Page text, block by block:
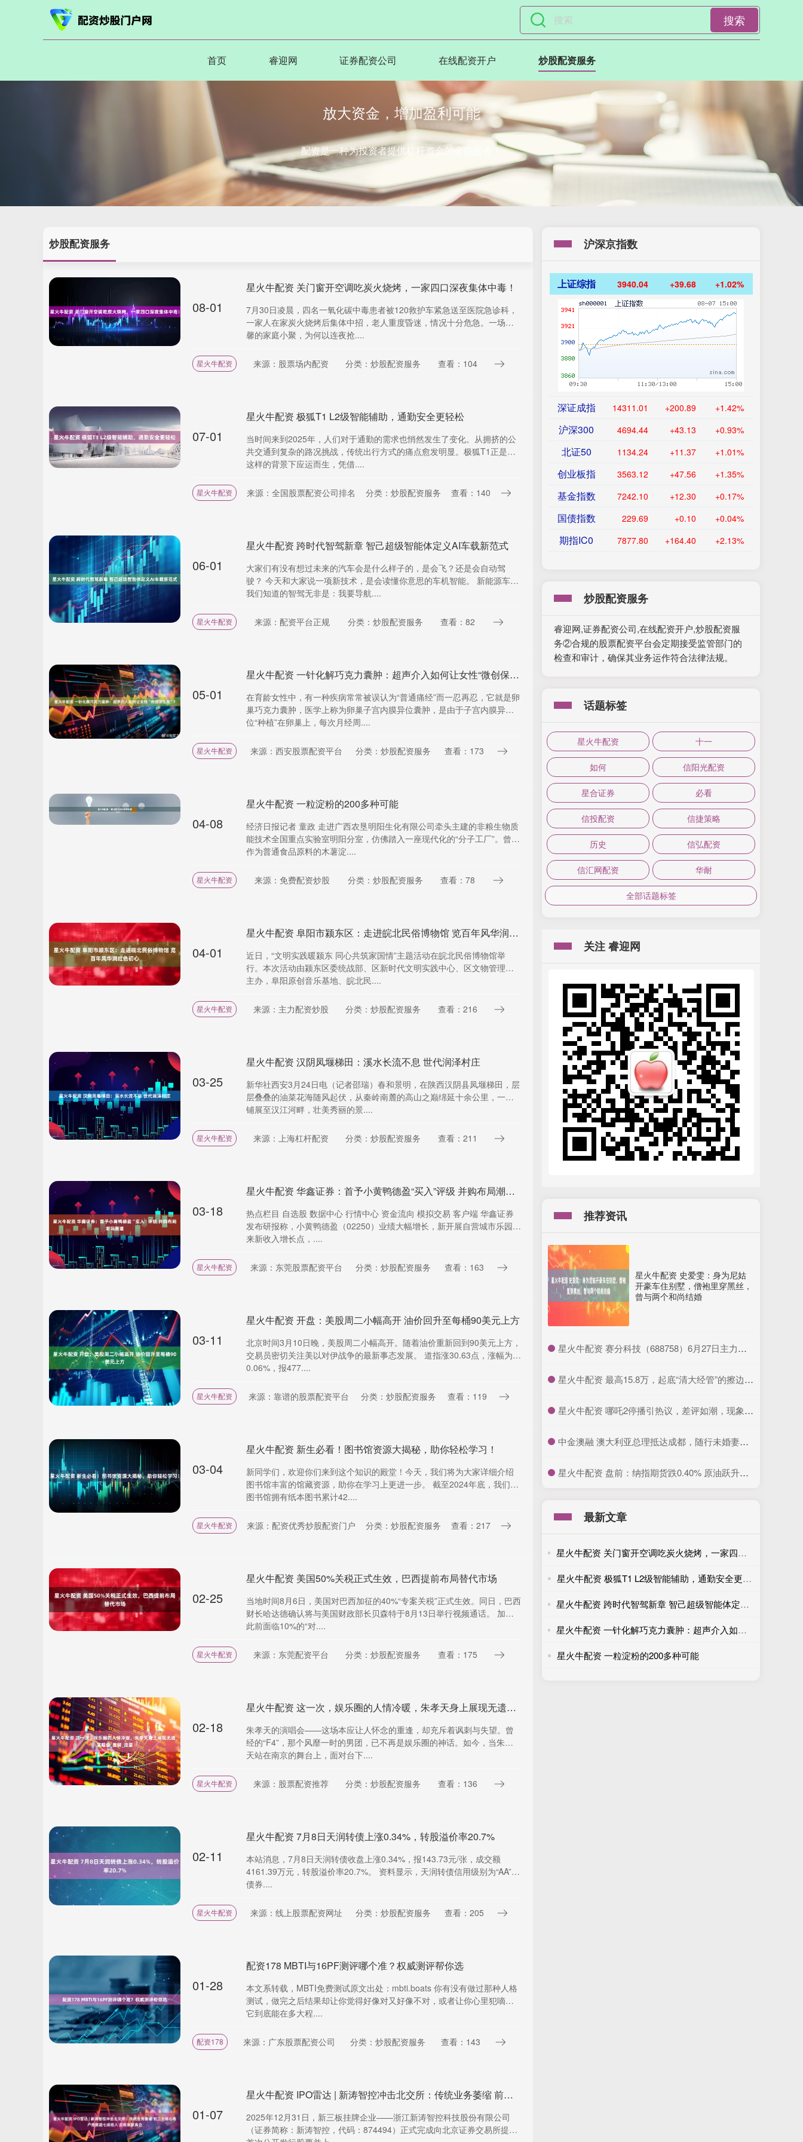
搜索
首页 睿迎网 证券配资公司 在线配资开户 炒股配资服务
放大资金，增加盈利可能
配资是一种为投资者提供杠杆资金的金融服务！
炒股配资服务
08-01
星火牛配资 关门窗开空调吃炭火烧烤，一家四口深夜集体中毒！
7月30日凌晨，四名一氧化碳中毒患者被120救护车紧急送至医院急诊科，
一家人在家炭火烧烤后集体中招，老人重度昏迷，情况十分危急。一场温
馨的家庭小聚，为何以连夜抢....
星火牛配资 来源：股票场内配资 分类：炒股配资服务 查看：104
07-01
星火牛配资 极狐T1 L2级智能辅助，通勤安全更轻松
当时间来到2025年，人们对于通勤的需求也悄然发生了变化。从拥挤的公
共交通到复杂的路况挑战，传统出行方式的痛点愈发明显。极狐T1正是在
这样的背景下应运而生，凭借....
星火牛配资 来源：全国股票配资公司排名 分类：炒股配资服务 查看：140
06-01
星火牛配资 跨时代智驾新章 智己超级智能体定义AI车载新范式
大家们有没有想过未来的汽车会是什么样子的，是会飞？还是会自动驾
驶？ 今天和大家说一项新技术，是会读懂你意思的车机智能。 新能源车，
我们知道的智驾无非是：我要导航....
星火牛配资 来源：配资平台正规 分类：炒股配资服务 查看：82
05-01
星火牛配资 一针化解巧克力囊肿：超声介入如何让女性“微创保生育”？
在育龄女性中，有一种疾病常常被误认为“普通痛经”而一忍再忍，它就是卵
巢巧克力囊肿，医学上称为卵巢子宫内膜异位囊肿，是由于子宫内膜异
位“种植”在卵巢上，每次月经周....
星火牛配资 来源：西安股票配资平台 分类：炒股配资服务 查看：173
04-08
星火牛配资 一粒淀粉的200多种可能
经济日报记者 童政 走进广西农垦明阳生化有限公司牵头主建的非粮生物质
能技术全国重点实验室明阳分室，仿佛踏入一座现代化的“分子工厂”。曾经
作为普通食品原料的木薯淀....
星火牛配资 来源：免费配资炒股 分类：炒股配资服务 查看：78
04-01
星火牛配资 阜阳市颍东区：走进皖北民俗博物馆 览百年风华润红色初心
近日，“文明实践暖颍东 同心共筑家国情”主题活动在皖北民俗博物馆举
行。本次活动由颍东区委统战部、区新时代文明实践中心、区文物管理所
主办，阜阳原创音乐基地、皖北民....
星火牛配资 来源：主力配资炒股 分类：炒股配资服务 查看：216
03-25
星火牛配资 汉阴凤堰梯田：溪水长流不息 世代润泽村庄
新华社西安3月24日电（记者邵瑞）春和景明，在陕西汉阴县凤堰梯田，层
层叠叠的油菜花海随风起伏，从秦岭南麓的高山之巅绵延十余公里，一路
铺展至汉江河畔，壮美秀丽的景....
星火牛配资 来源：上海杠杆配资 分类：炒股配资服务 查看：211
03-18
星火牛配资 华鑫证券：首予小黄鸭德盈“买入”评级 并购布局潮玩赛道
热点栏目 自选股 数据中心 行情中心 资金流向 模拟交易 客户端 华鑫证券
发布研报称，小黄鸭德盈（02250）业绩大幅增长，新开展自营城市乐园带
来新收入增长点，....
星火牛配资 来源：东莞股票配资平台 分类：炒股配资服务 查看：163
03-11
星火牛配资 开盘：美股周二小幅高开 油价回升至每桶90美元上方
北京时间3月10日晚，美股周二小幅高开。随着油价重新回到90美元上方，
交易员密切关注美以对伊战争的最新事态发展。 道指涨30.63点，涨幅为
0.06%，报477....
星火牛配资 来源：靠谱的股票配资平台 分类：炒股配资服务 查看：119
03-04
星火牛配资 新生必看！图书馆资源大揭秘，助你轻松学习！
新同学们，欢迎你们来到这个知识的殿堂！今天，我们将为大家详细介绍
图书馆丰富的馆藏资源，助你在学习上更进一步。 截至2024年底，我们的
图书馆拥有纸本图书累计42....
星火牛配资 来源：配资优秀炒股配资门户 分类：炒股配资服务 查看：217
02-25
星火牛配资 美国50%关税正式生效，巴西提前布局替代市场
当地时间8月6日，美国对巴西加征的40%“专案关税”正式生效。同日，巴西
财长哈达德确认将与美国财政部长贝森特于8月13日举行视频通话。 加上
此前面临10%的“对....
星火牛配资 来源：东莞配资平台 分类：炒股配资服务 查看：175
02-18
星火牛配资 这一次，娱乐圈的人情冷暖，朱孝天身上展现无遗_演唱会_言辞_流量
朱孝天的演唱会——这场本应让人怀念的重逢，却充斥着讽刺与失望。曾
经的“F4”，那个风靡一时的男团，已不再是娱乐圈的神话。如今，当朱孝
天站在南京的舞台上，面对台下....
星火牛配资 来源：股票配资推荐 分类：炒股配资服务 查看：136
02-11
星火牛配资 7月8日天润转债上涨0.34%，转股溢价率20.7%
本站消息，7月8日天润转债收盘上涨0.34%，报143.73元/张，成交额
4161.39万元，转股溢价率20.7%。 资料显示，天润转债信用级别为“AA”，
债券....
星火牛配资 来源：线上股票配资网址 分类：炒股配资服务 查看：205
01-28
配资178 MBTI与16PF测评哪个准？权威测评帮你选
本文系转载，MBTI免费测试原文出处：mbti.boats 你有没有做过那种人格
测试，做完之后结果却让你觉得好像对又好像不对，或者让你心里犯嘀咕
它到底能在多大程....
配资178 来源：广东股票配资公司 分类：炒股配资服务 查看：143
01-07
星火牛配资 IPO雷达 | 新涛智控冲击北交所：传统业务萎缩 前三大核心客户贡献超七成收入 应收账款高企
2025年12月31日，新三板挂牌企业——浙江新涛智控科技股份有限公司
（证券简称：新涛智控，代码：874494）正式完成向北京证券交易所提交
沪深京指数
上证综指 3940.04 +39.68 +1.02%
深证成指 14311.01 +200.89 +1.42%
沪深300 4694.44 +43.13 +0.93%
北证50 1134.24 +11.37 +1.01%
创业板指 3563.12 +47.56 +1.35%
基金指数 7242.10 +12.30 +0.17%
国债指数 229.69 +0.10 +0.04%
期指IC0 7877.80 +164.40 +2.13%
炒股配资服务
睿迎网,证券配资公司,在线配资开户,炒股配资服
务②合规的股票配资平台会定期接受监管部门的
检查和审计，确保其业务运作符合法律法规。
话题标签
星火牛配资 十一
如何 信阳光配资
星合证券 必看
信投配资 信捷策略
历史 信弘配资
信汇网配资 华耐
全部话题标签
关注 睿迎网
推荐资讯
星火牛配资 史爱雯：身为尼姑
开豪车住别墅，僧袍里穿黑丝，
曾与两个和尚结婚
​星火牛配资 赛分科技（688758）6月27日主力资金净买入434.99万元
​星火牛配资 最高15.8万，起底“清大经管”的擦边生意经_曹玉磊_清华科技园_公众
​星火牛配资 哪吒2停播引热议，差评如潮，现象级爆款为何遭质疑？_票房_观众_电影
​中金澳融 澳大利亚总理抵达成都，随行未婚妻像女强人，还蹲着与小朋友说话_朱迪·海顿_安东尼·阿尔巴_尼斯
​星火牛配资 盘前：纳指期货跌0.40% 原油跃升至两周高点
最新文章
星火牛配资 关门窗开空调吃炭火烧烤，一家四口深夜集体中毒！
星火牛配资 极狐T1 L2级智能辅助，通勤安全更轻松
星火牛配资 跨时代智驾新章 智己超级智能体定义AI车载新范式
星火牛配资 一针化解巧克力囊肿：超声介入如何让女性“微创保生育”？
星火牛配资 一粒淀粉的200多种可能